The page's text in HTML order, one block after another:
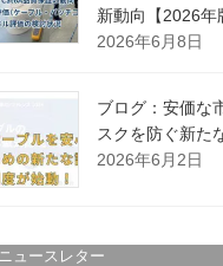
新動向【2026年
2026年6月8日
ブログ：安価な
スクを防ぐ新た
2026年6月2日
ニュースレター